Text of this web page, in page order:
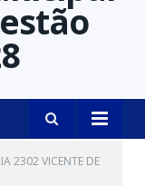
2302 VICENTE DE